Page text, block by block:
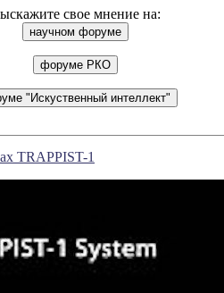
свое мнение на:
TRAPPIST-1